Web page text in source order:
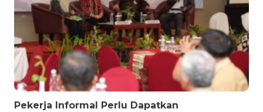
Pekerja Informal Perlu Dapatkan